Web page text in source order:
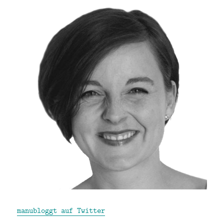
manubloggt auf Twitter